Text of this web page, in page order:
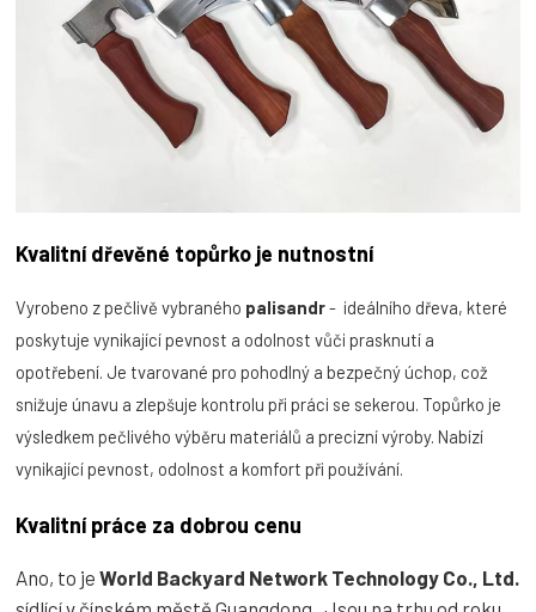
Kvalitní dřevěné topůrko je nutnostní
Vyrobeno z pečlivě vybraného palisandr- ideálního dřeva, které
poskytuje vynikající pevnost a odolnost vůči prasknutí a
opotřebení. Je tvarované pro pohodlný a bezpečný úchop, což
snižuje únavu a zlepšuje kontrolu při práci se sekerou. Topůrko je
výsledkem pečlivého výběru materiálů a precizní výroby. Nabízí
vynikající pevnost, odolnost a komfort při používání.
Kvalitní práce za dobrou cenu
Ano, to je World Backyard Network Technology Co., Ltd.